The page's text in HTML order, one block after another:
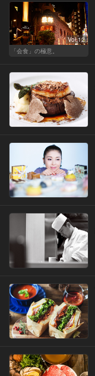
Vol.12
「会食」の極意。